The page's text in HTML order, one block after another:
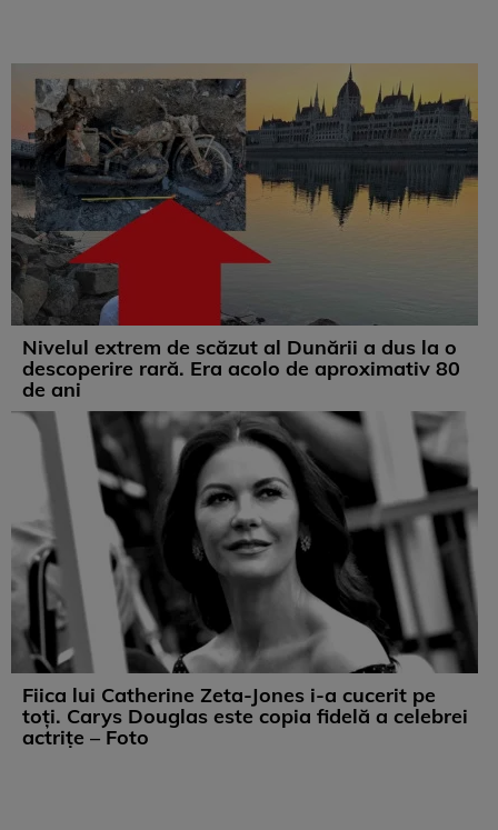
Nivelul extrem de scăzut al Dunării a dus la o
descoperire rară. Era acolo de aproximativ 80
de ani
Fiica lui Catherine Zeta-Jones i-a cucerit pe
toți. Carys Douglas este copia fidelă a celebrei
actrițe – Foto